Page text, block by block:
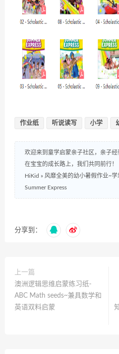
作业纸 听说读写 小学
欢迎来到童学启蒙亲子社区，亲子
在宝宝的成长路上，我们共同前行！
HiKid » 风靡全美的幼小暑假作业~
Summer Express
分享到：
上一篇
澳洲逻辑思维启蒙练习纸-
ABC Math seeds~兼具数学和
英语双料启蒙